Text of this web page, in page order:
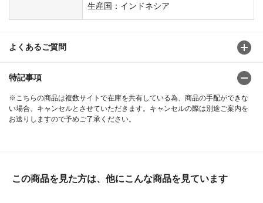
生産国：インドネシア
よくあるご質問
特記事項
※こちらの商品は複数サイトで在庫を共有している為、商品の手配ができな
い場合、キャンセルとさせていただきます。キャンセルの際は別途ご案内を
お送りしますので予めご了承ください。
この商品を見た方は、他にこんな商品を見ています